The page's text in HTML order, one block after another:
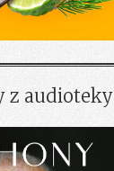
z audioteky